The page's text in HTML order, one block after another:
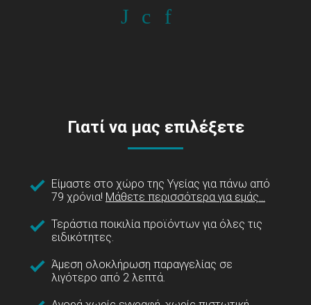
Γιατί να μας επιλέξετε
Είμαστε στο χώρο της Υγείας για πάνω από
79 χρόνια! Μάθετε περισσότερα για εμάς...
Τεράστια ποικιλία προϊόντων για όλες τις
ειδικότητες.
Άμεση ολοκλήρωση παραγγελίας σε
λιγότερο από 2 λεπτά.